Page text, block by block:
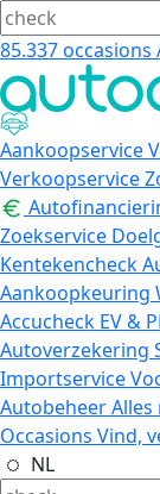
85.337occasions
Aankoopservice
Verkoopservice
Zoekservice
Kentekencheck
Aankoopkeuring
Accucheck EV &
Autoverzekering
Importservice
Autobeheer
Occasions Vind,
NL